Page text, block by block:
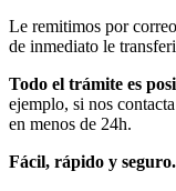
Le remitimos por
de inmediato le
Todo el trámite es
ejemplo, si nos
en menos de 24h.
Fácil, rápido y seguro.